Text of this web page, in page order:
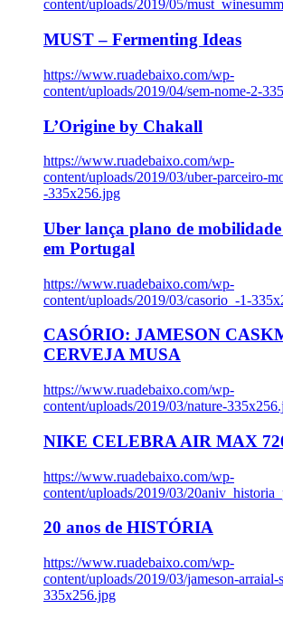
content/uploads/2019/05/
MUST – Fermenting Ideas
https://www.ruadebaixo.com/wp-
content/uploads/2019/04/sem-nome-2-
L’Origine by Chakall
https://www.ruadebaixo.com/wp-
content/uploads/2019/03/uber-parceiro-
-335x256.jpg
Uber lança plano de
em Portugal
https://www.ruadebaixo.com/wp-
content/uploads/2019/03/casorio_-1-
CASÓRIO: JAMESON
CERVEJA MUSA
https://www.ruadebaixo.com/wp-
content/uploads/2019/03/nature-
NIKE CELEBRA AIR MAX
https://www.ruadebaixo.com/wp-
content/uploads/2019/03/
20 anos de HISTÓRIA
https://www.ruadebaixo.com/wp-
content/uploads/2019/03/jameson-
335x256.jpg